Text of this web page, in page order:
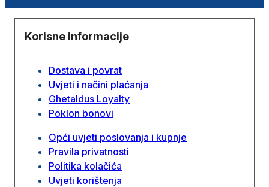
Korisne informacije
Dostava i povrat
Uvjeti i načini plaćanja
Ghetaldus Loyalty
Poklon bonovi
Opći uvjeti poslovanja i kupnje
Pravila privatnosti
Politika kolačića
Uvjeti korištenja